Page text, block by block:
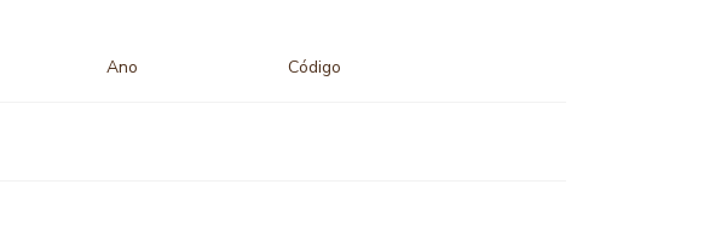
Ano Código